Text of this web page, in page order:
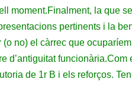
moment.Finalment, la que
pertinents i la
no) el càrrec que
d’antiguitat funcionària.Com
de 1r B i els reforços.